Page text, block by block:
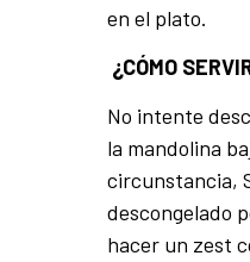
en el plato.
¿CÓMO
No intente
la mandolina
circunstancia,
descongelado
hacer un zest